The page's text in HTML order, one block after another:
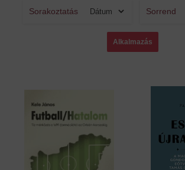
Sorakoztatás Sorrend